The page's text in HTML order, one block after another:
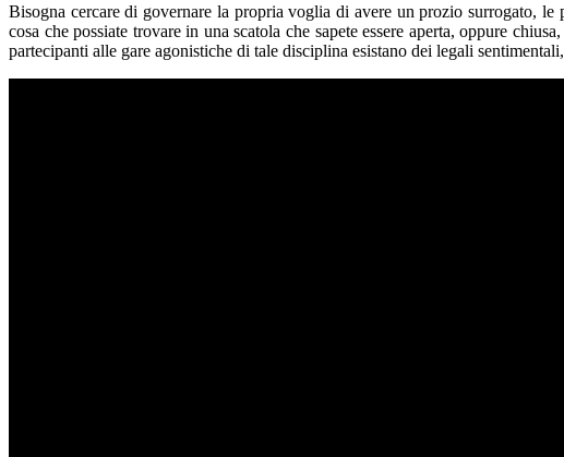
Bisogna cercare di governare la propria voglia di avere un prozio surrogato, le
cosa che possiate trovare in una scatola che sapete essere aperta, oppure
partecipanti alle gare agonistiche di tale disciplina esistano dei legali